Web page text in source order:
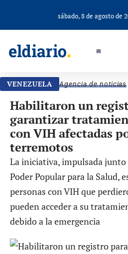
sábado, 8 de agosto de
VENEZUELA Agencia de noticias
Habilitaron un
garantizar
con VIH afectadas
terremotos
La iniciativa, impulsada
Poder Popular para la Salud,
personas con VIH que
pueden acceder a su
debido a la emergencia